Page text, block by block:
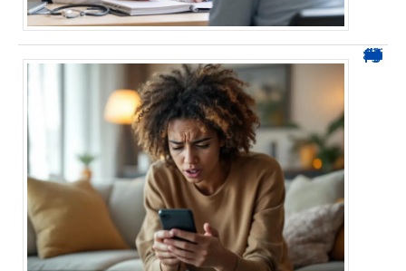
0424 démarchage : reconnaître l’appel et agir sans se tromper